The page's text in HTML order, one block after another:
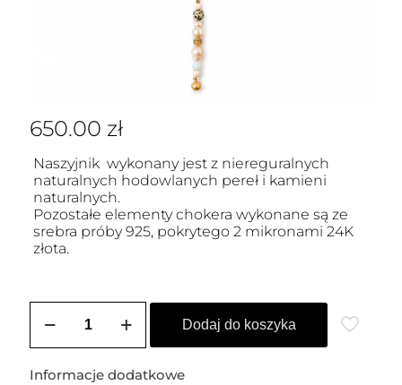
650.00 zł
Naszyjnik wykonany jest z niereguralnych
naturalnych hodowlanych pereł i kamieni
naturalnych.
Pozostałe elementy chokera wykonane są ze
srebra próby 925, pokrytego 2 mikronami 24K
złota.
Naszyjnik
Dodaj do koszyka
Informacje dodatkowe